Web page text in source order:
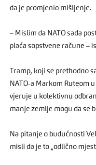
da je promjenio mišljenje.
– Mislim da NATO sada
plaća sopstvene račune –
Tramp, koji se prethodno
NATO-a Markom Ruteom
vjeruje u kolektivnu
manje zemlje mogu da se
Na pitanje o budućnosti
misli da je to „odlično